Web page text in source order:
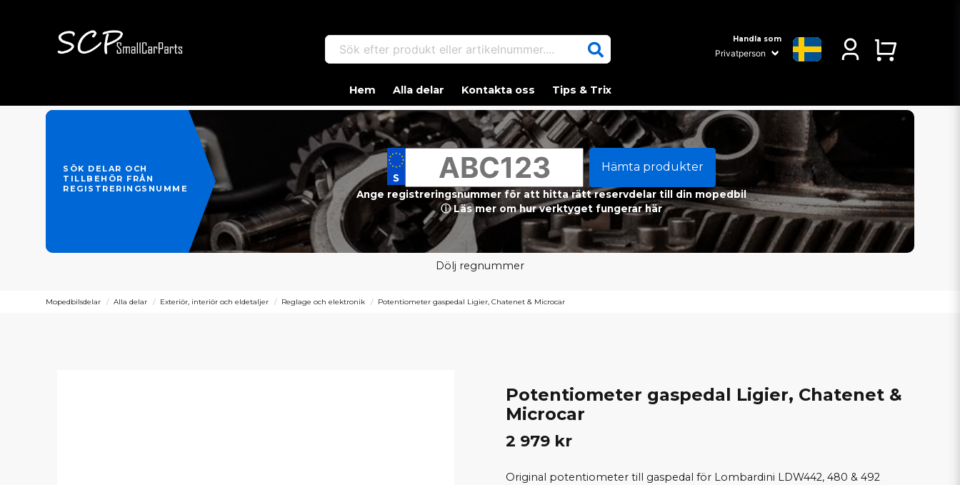
Sök efter produkt eller artikelnummer.... Handla som
Hem Alla delar Kontakta oss Tips & Trix
SÖK DELAR OCH
TILLBEHÖR FRÅN
REGISTRERINGSNUMMER
Hämta produkter
Ange registreringsnummer för att hitta rätt reservdelar till din mopedbil
ⓘ Läs mer om hur verktyget fungerar här
Dölj regnummer
Mopedbilsdelar Alla delar Exteriör, interiör och eldetaljer Reglage och elektronik Potentiometer gaspedal Ligier, Chatenet & Microcar
Potentiometer gaspedal Ligier, Chatenet &
Microcar
2 979 kr
Original potentiometer till gaspedal för Lombardini LDW442, 480 & 492